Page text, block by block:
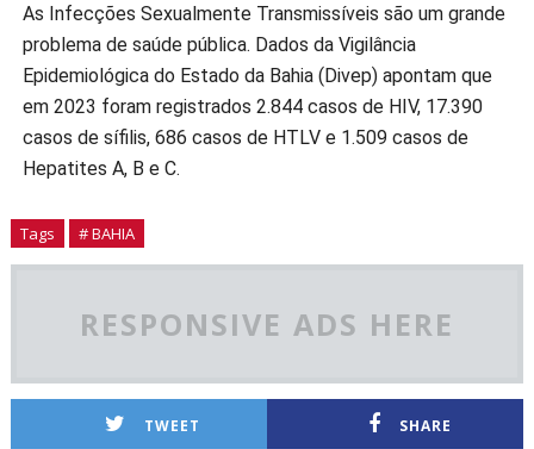
As Infecções Sexualmente Transmissíveis são um grande
problema de saúde pública. Dados da Vigilância
Epidemiológica do Estado da Bahia (Divep) apontam que
em 2023 foram registrados 2.844 casos de HIV, 17.390
casos de sífilis, 686 casos de HTLV e 1.509 casos de
Hepatites A, B e C.
Tags # BAHIA
RESPONSIVE ADS HERE
TWEET SHARE